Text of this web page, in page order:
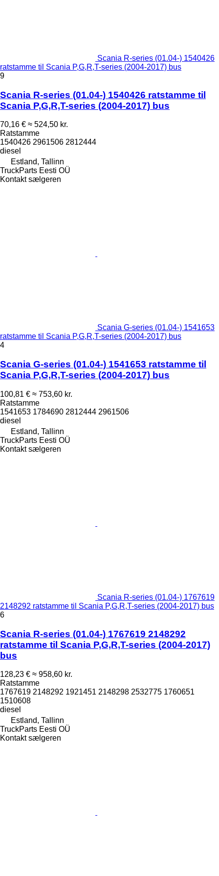
Scania R-series (01.04-) 1540426
ratstamme til Scania P,G,R,T-series (2004-2017) bus
9
Scania R-series (01.04-) 1540426 ratstamme til
Scania P,G,R,T-series (2004-2017) bus
70,16 € ≈ 524,50 kr.
Ratstamme
1540426 2961506 2812444
diesel
Estland, Tallinn
TruckParts Eesti OÜ
Kontakt sælgeren
Scania G-series (01.04-) 1541653
ratstamme til Scania P,G,R,T-series (2004-2017) bus
4
Scania G-series (01.04-) 1541653 ratstamme til
Scania P,G,R,T-series (2004-2017) bus
100,81 € ≈ 753,60 kr.
Ratstamme
1541653 1784690 2812444 2961506
diesel
Estland, Tallinn
TruckParts Eesti OÜ
Kontakt sælgeren
Scania R-series (01.04-) 1767619
2148292 ratstamme til Scania P,G,R,T-series (2004-2017) bus
6
Scania R-series (01.04-) 1767619 2148292
ratstamme til Scania P,G,R,T-series (2004-2017)
bus
128,23 € ≈ 958,60 kr.
Ratstamme
1767619 2148292 1921451 2148298 2532775 1760651
1510608
diesel
Estland, Tallinn
TruckParts Eesti OÜ
Kontakt sælgeren